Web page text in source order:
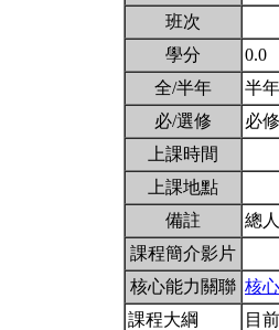
班次
學分
0.0
全/半年
半年
必/選修
必修
上課時間
上課地點
備註
總
課程簡介影片
核心能力關聯 核
課程大綱
目